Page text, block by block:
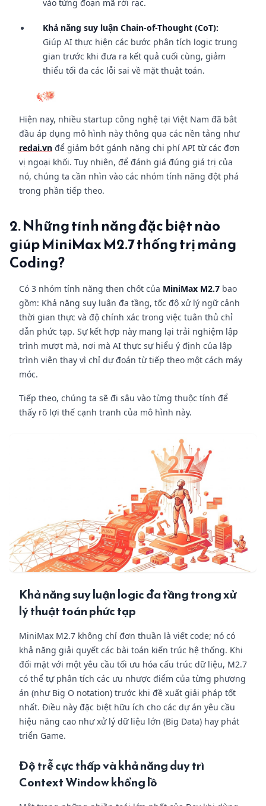
vào từng đoạn mã rời rạc.
Khả năng suy luận Chain-of-Thought (CoT):
Giúp AI thực hiện các bước phân tích logic trung
gian trước khi đưa ra kết quả cuối cùng, giảm
thiểu tối đa các lỗi sai về mặt thuật toán.
Hiện nay, nhiều startup công nghệ tại Việt Nam đã bắt
đầu áp dụng mô hình này thông qua các nền tảng như
redai.vn để giảm bớt gánh nặng chi phí API từ các đơn
vị ngoại khối. Tuy nhiên, để đánh giá đúng giá trị của
nó, chúng ta cần nhìn vào các nhóm tính năng đột phá
trong phần tiếp theo.
2. Những tính năng đặc biệt nào
giúp MiniMax M2.7 thống trị mảng
Coding?
Có 3 nhóm tính năng then chốt của MiniMax M2.7 bao
gồm: Khả năng suy luận đa tầng, tốc độ xử lý ngữ cảnh
thời gian thực và độ chính xác trong việc tuân thủ chỉ
dẫn phức tạp. Sự kết hợp này mang lại trải nghiệm lập
trình mượt mà, nơi mà AI thực sự hiểu ý định của lập
trình viên thay vì chỉ dự đoán từ tiếp theo một cách máy
móc.
Tiếp theo, chúng ta sẽ đi sâu vào từng thuộc tính để
thấy rõ lợi thế cạnh tranh của mô hình này.
Khả năng suy luận logic đa tầng trong xử
lý thuật toán phức tạp
MiniMax M2.7 không chỉ đơn thuần là viết code; nó có
khả năng giải quyết các bài toán kiến trúc hệ thống. Khi
đối mặt với một yêu cầu tối ưu hóa cấu trúc dữ liệu, M2.7
có thể tự phân tích các ưu nhược điểm của từng phương
án (như Big O notation) trước khi đề xuất giải pháp tốt
nhất. Điều này đặc biệt hữu ích cho các dự án yêu cầu
hiệu năng cao như xử lý dữ liệu lớn (Big Data) hay phát
triển Game.
Độ trễ cực thấp và khả năng duy trì
Context Window khổng lồ